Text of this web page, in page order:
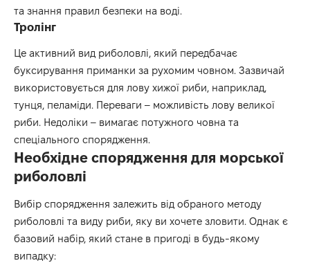
та знання правил безпеки на воді.
Тролінг
Це активний вид риболовлі, який передбачає
буксирування приманки за рухомим човном. Зазвичай
використовується для лову хижої риби, наприклад,
тунця, пеламіди. Переваги – можливість лову великої
риби. Недоліки – вимагає потужного човна та
спеціального спорядження.
Необхідне спорядження для морської
риболовлі
Вибір спорядження залежить від обраного методу
риболовлі та виду риби, яку ви хочете зловити. Однак є
базовий набір, який стане в пригоді в будь-якому
випадку: